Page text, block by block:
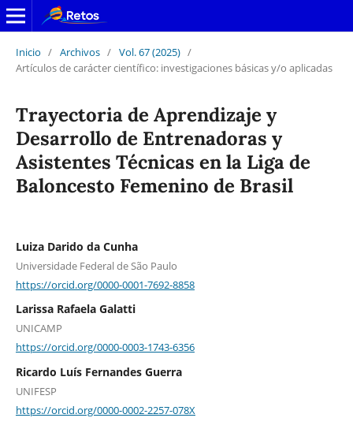
Inicio / Archivos / Vol. 67 (2025) /
Artículos de carácter científico: investigaciones básicas y/o aplicadas
Trayectoria de Aprendizaje y
Desarrollo de Entrenadoras y
Asistentes Técnicas en la Liga de
Baloncesto Femenino de Brasil
Luiza Darido da Cunha
Universidade Federal de São Paulo
https://orcid.org/0000-0001-7692-8858
Larissa Rafaela Galatti
UNICAMP
https://orcid.org/0000-0003-1743-6356
Ricardo Luís Fernandes Guerra
UNIFESP
https://orcid.org/0000-0002-2257-078X